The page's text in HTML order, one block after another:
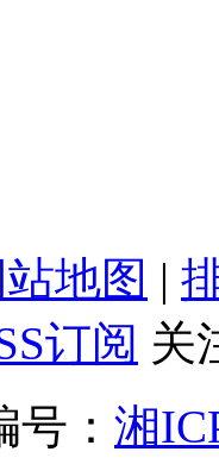
站地图 |
订阅 关
： 湘